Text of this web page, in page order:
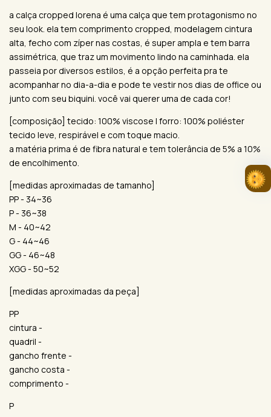
a calça cropped lorena é uma calça que tem protagonismo no
seu look. ela tem comprimento cropped, modelagem cintura
alta, fecho com zíper nas costas, é super ampla e tem barra
assimétrica, que traz um movimento lindo na caminhada. ela
passeia por diversos estilos, é a opção perfeita pra te
acompanhar no dia-a-dia e pode te vestir nos dias de office ou
junto com seu biquini. você vai querer uma de cada cor!
[composição] tecido: 100% viscose | forro: 100% poliéster
tecido leve, respirável e com toque macio.
a matéria prima é de fibra natural e tem tolerância de 5% a 10%
de encolhimento.
[medidas aproximadas de tamanho]
PP - 34~36
P - 36~38
M - 40~42
G - 44~46
GG - 46~48
XGG - 50~52
[medidas aproximadas da peça]
PP
cintura -
quadril -
gancho frente -
gancho costa -
comprimento -
P